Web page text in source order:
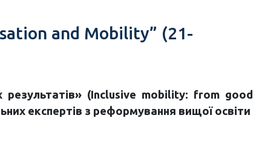
and Mobility” (21-
результатів» (Inclusive mobility: from good
експертів з реформування вищої освіти